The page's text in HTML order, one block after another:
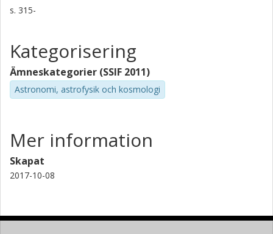
s. 315-
Kategorisering
Ämneskategorier (SSIF 2011)
Astronomi, astrofysik och kosmologi
Mer information
Skapat
2017-10-08